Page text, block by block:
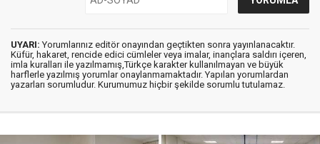
UYARI: Yorumlarınız editör onayından geçtikten sonra yayınlanacaktır.
Küfür, hakaret, rencide edici cümleler veya imalar, inançlara saldırı içeren,
imla kuralları ile yazılmamış,Türkçe karakter kullanılmayan ve büyük
harflerle yazılmış yorumlar onaylanmamaktadır. Yapılan yorumlardan
yazarları sorumludur. Kurumumuz hiçbir şekilde sorumlu tutulamaz.